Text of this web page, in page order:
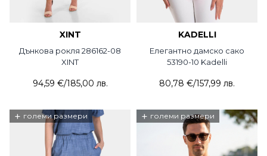
XINT
Дънкова рокля 286162-08
XINT
94,59 €/185,00 лв.
KADELLI
Елегантно дамско сако
53190-10 Kadelli
80,78 €/157,99 лв.
+ големи размери + големи размери